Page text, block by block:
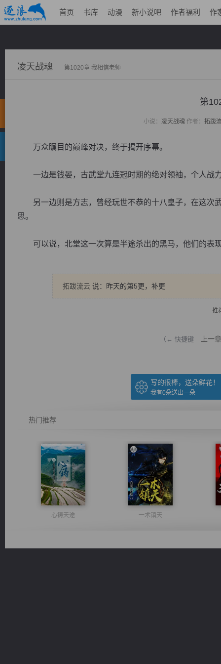
首页 书库 动漫 新小说吧 作者福利 作
凌天战魂 第1020章 我相信老师
第
小说： 凌天战魂作者： 拓跋
万众瞩目的巅峰对决，终于揭开序幕。
一边是钱晏，古武堂九连冠时期的绝对领袖，个人战
另一边则是方志，曾经玩世不恭的十八皇子，在这次
思。
可以说，北堂这一次算是半途杀出的黑马，他们的表
拓跋流云 说：昨天的第5更，补更
推
（← 快捷键 上一章
写的很棒，送朵鲜花！
我有0朵送出一朵
热门推荐
心铸天途 一术镇天